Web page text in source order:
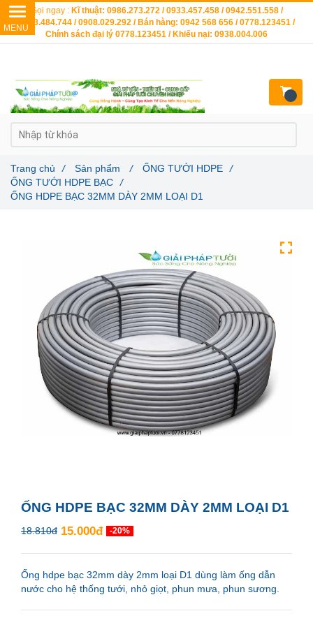
ỐNG HDPE BẠC 32MM DÀY 2MM LOẠI D1
18.810đ 15.000đ -20%
Ống hdpe bạc 32mm dày 2mm loại D1 dùng làm ống dẫn
nước cho hệ thống tưới, nhỏ giọt, phun mưa, phun sương.
Trang chủ / Sản phẩm / ỐNG TƯỚI HDPE
/
ỐNG TƯỚI HDPE BẠC
/
ỐNG HDPE BẠC 32MM DÀY 2MM LOẠI D1
Gọi ngay : Kĩ thuật: 0986.273.272 / 0933.457.458 / 0942.551.558 /
0903.484.744 / 0908.029.292 / Bán hàng: 0942 568 656 / 0778.123451 /
Chính sách đại lý 0778.123451 / Khiếu nại: 0938.004.006